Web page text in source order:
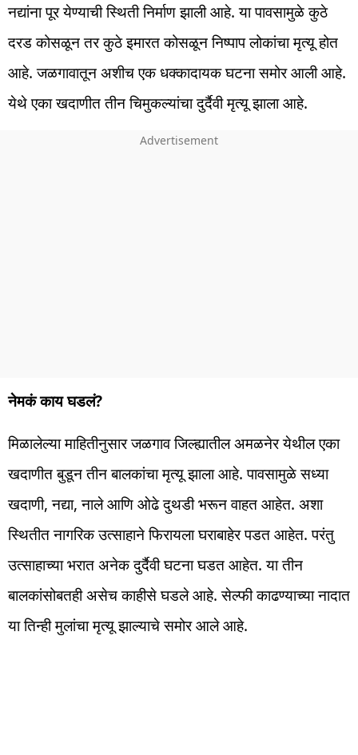
नद्यांना पूर येण्याची स्थिती निर्माण झाली आहे. या पावसामुळे कुठे
दरड कोसळून तर कुठे इमारत कोसळून निष्पाप लोकांचा मृत्यू होत
आहे. जळगावातून अशीच एक धक्कादायक घटना समोर आली आहे.
येथे एका खदाणीत तीन चिमुकल्यांचा दुर्दैवी मृत्यू झाला आहे.
नेमकं काय घडलं?
मिळालेल्या माहितीनुसार जळगाव जिल्ह्यातील अमळनेर येथील एका
खदाणीत बुडून तीन बालकांचा मृत्यू झाला आहे. पावसामुळे सध्या
खदाणी, नद्या, नाले आणि ओढे दुथडी भरून वाहत आहेत. अशा
स्थितीत नागरिक उत्साहाने फिरायला घराबाहेर पडत आहेत. परंतु
उत्साहाच्या भरात अनेक दुर्दैवी घटना घडत आहेत. या तीन
बालकांसोबतही असेच काहीसे घडले आहे. सेल्फी काढण्याच्या नादात
या तिन्ही मुलांचा मृत्यू झाल्याचे समोर आले आहे.